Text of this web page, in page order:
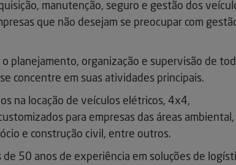
manutenção, seguro e gestão dos
que não desejam se preocupar com
planejamento, organização e supervisão de
concentre em suas atividades principais.
na locação de veículos elétricos, 4x4,
para empresas das áreas ambiental,
e construção civil, entre outros.
de 50 anos de experiência em soluções de